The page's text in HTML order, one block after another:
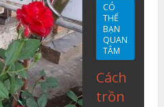
CÓ
THỂ
BẠN
QUAN
TÂM
Cách
trồn